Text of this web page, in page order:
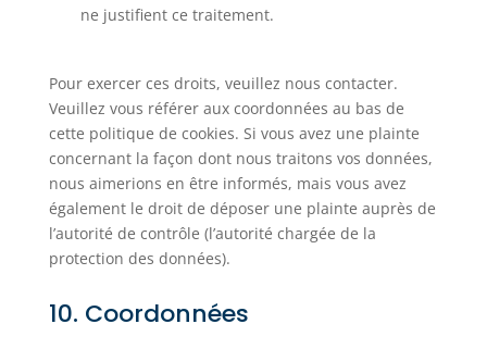
ne justifient ce traitement.
Pour exercer ces droits, veuillez nous contacter.
Veuillez vous référer aux coordonnées au bas de
cette politique de cookies. Si vous avez une plainte
concernant la façon dont nous traitons vos données,
nous aimerions en être informés, mais vous avez
également le droit de déposer une plainte auprès de
l’autorité de contrôle (l’autorité chargée de la
protection des données).
10. Coordonnées